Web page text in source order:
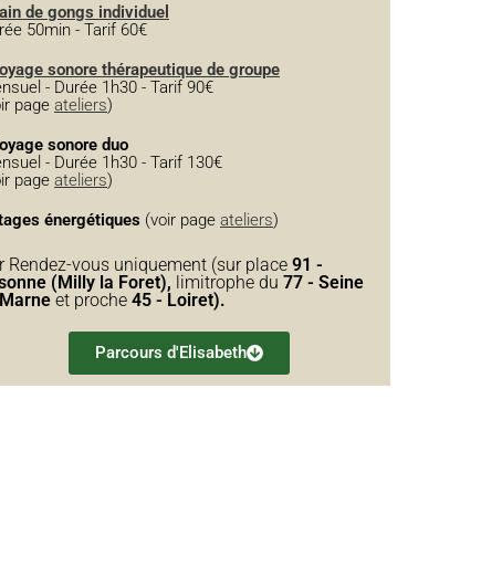
de gongs individuel
50min - Tarif 60€
sonore thérapeutique de groupe
- Durée 1h30 - Tarif 90€
page ateliers)
sonore duo
- Durée 1h30 - Tarif 130€
page ateliers)
énergétiques (voir page ateliers)
Rendez-vous uniquement (sur place 91 -
(Milly la Foret), limitrophe du 77 - Seine
et proche 45 - Loiret).
Parcours d'Elisabeth